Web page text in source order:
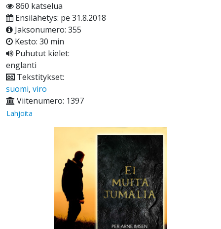
860 katselua
Ensilähetys: pe 31.8.2018
Jaksonumero: 355
Kesto: 30 min
Puhutut kielet:
englanti
Tekstitykset:
suomi, viro
Viitenumero: 1397
Lahjoita